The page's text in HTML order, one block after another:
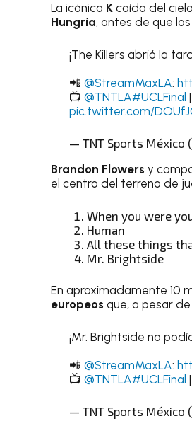
La icónica K caída del
Hungría, antes de que
¡The Killers abrió la
📲 @StreamMaxLA:
📺 @TNTLA#UCLFinal |
pic.twitter.com/
— TNT Sports México
Brandon Flowers y
el centro del terreno de
When you were
Human
All these things
Mr. Brightside
En aproximadamente 10
europeos que, a pesar
¡Mr. Brightside no
📲 @StreamMaxLA:
📺 @TNTLA#UCLFinal |
— TNT Sports México